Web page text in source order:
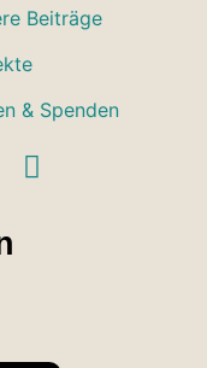
Beiträge
& Spenden